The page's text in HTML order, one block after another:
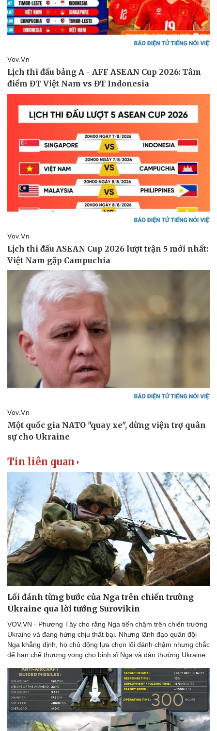
Thể thao
Thế giới thể thao
Hậu trường
Ô tô - Xe máy
Tư vấn
Tin liên quan
Lối đánh từng bước của Nga trên chiến trường
Ukraine qua lời tướng Surovikin
VOV.VN - Phương Tây cho rằng Nga tiến chậm trên chiến trường
Ukraine và đang hứng chịu thất bại. Nhưng lãnh đạo quân đội
Nga khẳng định, họ chủ động lựa chọn lối đánh chậm nhưng chắc
để hạn chế thương vong cho binh sĩ Nga và dân thường Ukraine.